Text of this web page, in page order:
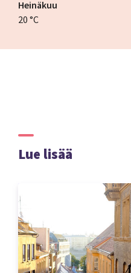
Heinäkuu
20 °C
Lue lisää